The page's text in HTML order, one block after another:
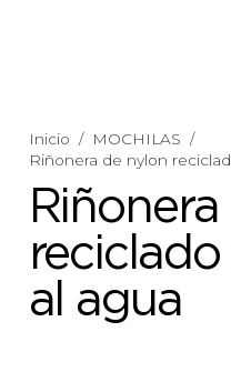
Inicio / MOCHILAS /
Riñonera de nylon
al agua